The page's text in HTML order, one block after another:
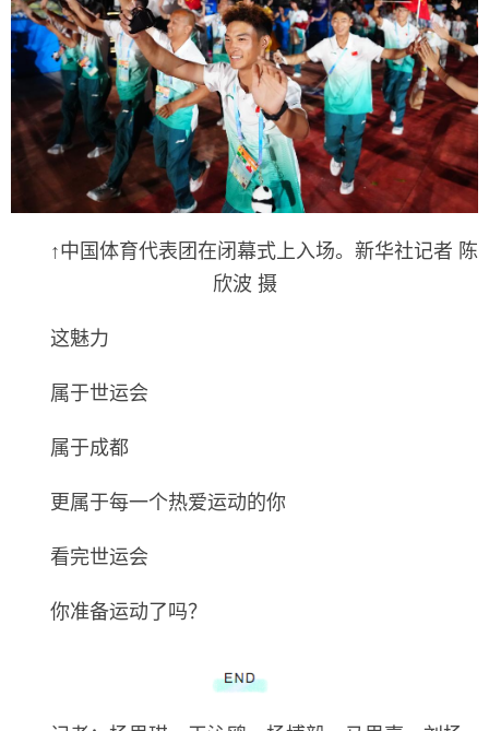
↑中国体育代表团在闭幕式上入场。新华社记者 陈
欣波 摄
这魅力
属于世运会
属于成都
更属于每一个热爱运动的你
看完世运会
你准备运动了吗？